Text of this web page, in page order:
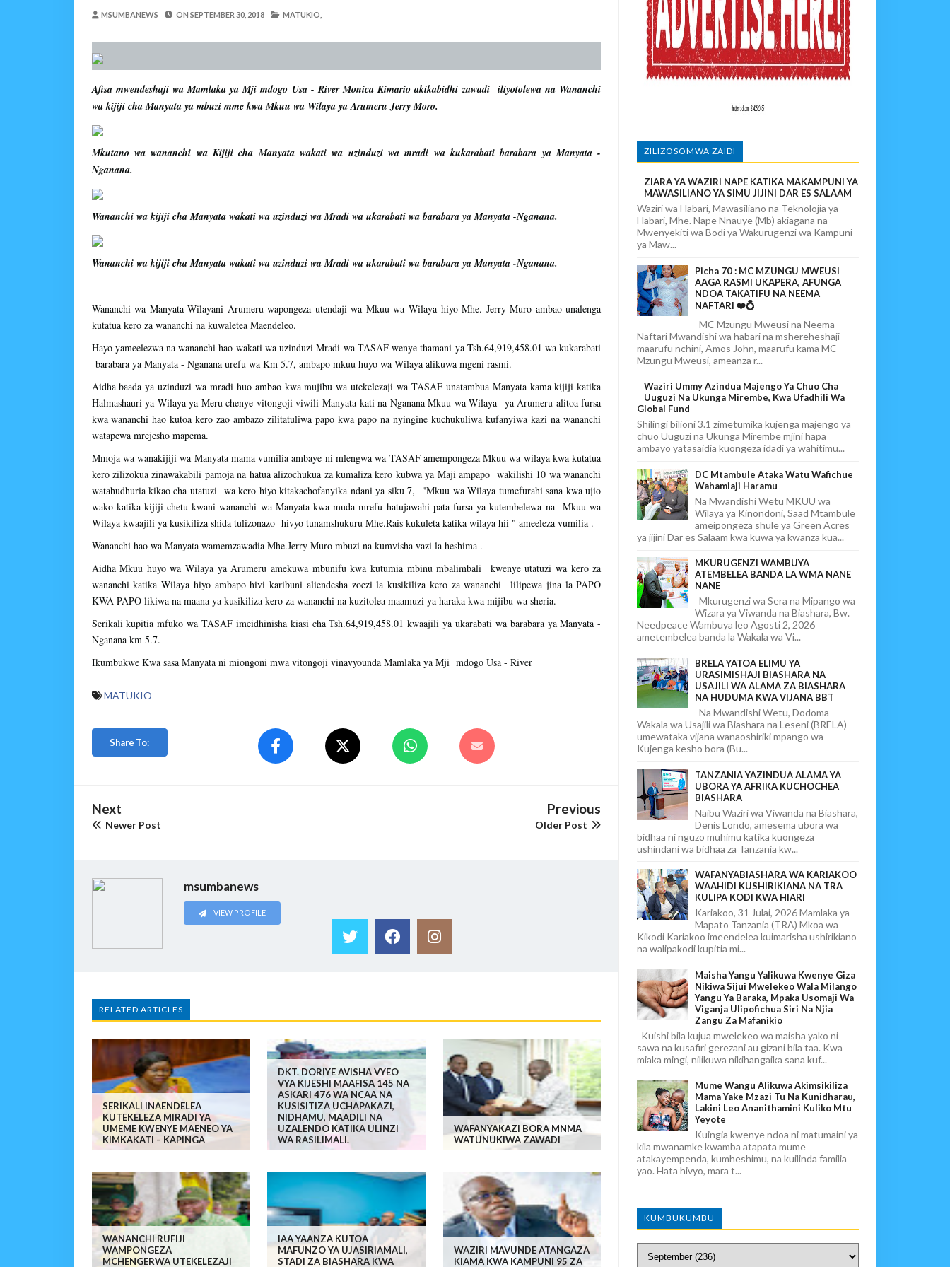
EWURA KANDA YA KATI YATOA WITO KUHUSU LESENI ZA MAFUNDI UMEME,MAONESHO YA NANENANE
WASIRA AWAPONGEZA NA KUWAAGA WAJUMBE WA BODI MNMA WALIOMALIZA MUDA WAO
MSUMBA Aug 07 2026
UTALII KIDIJITALI NDIO HABARI YA DODOMA.
WANAFUNZI WA MTEMI MAZENGO WATOA ELIMU YA VIPIMO KWA NAIBU WAZIRI LONDO NANE NANE
MSUMBANEWS ON SEPTEMBER 30, 2018 MATUKIO,
Afisa mwendeshaji wa Mamlaka ya Mji mdogo Usa - River Monica Kimario akikabidhi zawadi iliyotolewa na Wananchi
wa kijiji cha Manyata ya mbuzi mme kwa Mkuu wa Wilaya ya Arumeru Jerry Moro.
Mkutano wa wananchi wa Kijiji cha Manyata wakati wa uzinduzi wa mradi wa kukarabati barabara ya Manyata -
Nganana.
Wananchi wa kijiji cha Manyata wakati wa uzinduzi wa Mradi wa ukarabati wa barabara ya Manyata -Nganana.
Wananchi wa kijiji cha Manyata wakati wa uzinduzi wa Mradi wa ukarabati wa barabara ya Manyata -Nganana.
Wananchi wa Manyata Wilayani Arumeru wapongeza utendaji wa Mkuu wa Wilaya hiyo Mhe. Jerry Muro ambao unalenga
kutatua kero za wananchi na kuwaletea Maendeleo.
Hayo yameelezwa na wananchi hao wakati wa uzinduzi Mradi wa TASAF wenye thamani ya Tsh.64,919,458.01 wa kukarabati
barabara ya Manyata - Nganana urefu wa Km 5.7, ambapo mkuu huyo wa Wilaya alikuwa mgeni rasmi.
Aidha baada ya uzinduzi wa mradi huo ambao kwa mujibu wa utekelezaji wa TASAF unatambua Manyata kama kijiji katika
Halmashauri ya Wilaya ya Meru chenye vitongoji viwili Manyata kati na Nganana Mkuu wa Wilaya ya Arumeru alitoa fursa
kwa wananchi hao kutoa kero zao ambazo zilitatuliwa papo kwa papo na nyingine kuchukuliwa kufanyiwa kazi na wananchi
watapewa mrejesho mapema.
Mmoja wa wanakijiji wa Manyata mama vumilia ambaye ni mlengwa wa TASAF amempongeza Mkuu wa wilaya kwa kutatua
kero zilizokua zinawakabili pamoja na hatua alizochukua za kumaliza kero kubwa ya Maji ampapo wakilishi 10 wa wananchi
watahudhuria kikao cha utatuzi wa kero hiyo kitakachofanyika ndani ya siku 7, "Mkuu wa Wilaya tumefurahi sana kwa ujio
wako katika kijiji chetu kwani wananchi wa Manyata kwa muda mrefu hatujawahi pata fursa ya kutembelewa na Mkuu wa
Wilaya kwaajili ya kusikiliza shida tulizonazo hivyo tunamshukuru Mhe.Rais kukuleta katika wilaya hii " ameeleza vumilia .
Wananchi hao wa Manyata wamemzawadia Mhe.Jerry Muro mbuzi na kumvisha vazi la heshima .
Aidha Mkuu huyo wa Wilaya ya Arumeru amekuwa mbunifu kwa kutumia mbinu mbalimbali kwenye utatuzi wa kero za
wananchi katika Wilaya hiyo ambapo hivi karibuni aliendesha zoezi la kusikiliza kero za wananchi lilipewa jina la PAPO
KWA PAPO likiwa na maana ya kusikiliza kero za wananchi na kuzitolea maamuzi ya haraka kwa mijibu wa sheria.
Serikali kupitia mfuko wa TASAF imeidhinisha kiasi cha Tsh.64,919,458.01 kwaajili ya ukarabati wa barabara ya Manyata -
Nganana km 5.7.
Ikumbukwe Kwa sasa Manyata ni miongoni mwa vitongoji vinavyounda Mamlaka ya Mji mdogo Usa - River
MATUKIO
Share To:
Next
Newer Post
Previous
Older Post
msumbanews
VIEW PROFILE
RELATED ARTICLES
SERIKALI INAENDELEA
KUTEKELEZA MIRADI YA
UMEME KWENYE MAENEO YA
KIMKAKATI – KAPINGA
DKT. DORIYE AVISHA VYEO
VYA KIJESHI MAAFISA 145 NA
ASKARI 476 WA NCAA NA
KUSISITIZA UCHAPAKAZI,
NIDHAMU, MAADILI NA
UZALENDO KATIKA ULINZI
WA RASILIMALI.
WAFANYAKAZI BORA MNMA
WATUNUKIWA ZAWADI
WANANCHI RUFIJI
WAMPONGEZA
MCHENGERWA UTEKELEZAJI
IAA YAANZA KUTOA
MAFUNZO YA UJASIRIAMALI,
STADI ZA BIASHARA KWA
WAZIRI MAVUNDE ATANGAZA
KIAMA KWA KAMPUNI 95 ZA
ZILIZOSOMWA ZAIDI
ZIARA YA WAZIRI NAPE KATIKA MAKAMPUNI YA
MAWASILIANO YA SIMU JIJINI DAR ES SALAAM
Waziri wa Habari, Mawasiliano na Teknolojia ya
Habari, Mhe. Nape Nnauye (Mb) akiagana na
Mwenyekiti wa Bodi ya Wakurugenzi wa Kampuni
ya Maw...
Picha 70 : MC MZUNGU MWEUSI
AAGA RASMI UKAPERA, AFUNGA
NDOA TAKATIFU NA NEEMA
NAFTARI ❤️💍
MC Mzungu Mweusi na Neema
Naftari Mwandishi wa habari na mshereheshaji
maarufu nchini, Amos John, maarufu kama MC
Mzungu Mweusi, ameanza r...
Waziri Ummy Azindua Majengo Ya Chuo Cha
Uuguzi Na Ukunga Mirembe, Kwa Ufadhili Wa
Global Fund
Shilingi bilioni 3.1 zimetumika kujenga majengo ya
chuo Uuguzi na Ukunga Mirembe mjini hapa
ambayo yatasaidia kuongeza idadi ya wahitimu...
DC Mtambule Ataka Watu Wafichue
Wahamiaji Haramu
Na Mwandishi Wetu MKUU wa
Wilaya ya Kinondoni, Saad Mtambule
ameipongeza shule ya Green Acres
ya jijini Dar es Salaam kwa kuwa ya kwanza kua...
MKURUGENZI WAMBUYA
ATEMBELEA BANDA LA WMA NANE
NANE
Mkurugenzi wa Sera na Mipango wa
Wizara ya Viwanda na Biashara, Bw.
Needpeace Wambuya leo Agosti 2, 2026
ametembelea banda la Wakala wa Vi...
BRELA YATOA ELIMU YA
URASIMISHAJI BIASHARA NA
USAJILI WA ALAMA ZA BIASHARA
NA HUDUMA KWA VIJANA BBT
Na Mwandishi Wetu, Dodoma
Wakala wa Usajili wa Biashara na Leseni (BRELA)
umewataka vijana wanaoshiriki mpango wa
Kujenga kesho bora (Bu...
TANZANIA YAZINDUA ALAMA YA
UBORA YA AFRIKA KUCHOCHEA
BIASHARA
Naibu Waziri wa Viwanda na Biashara,
Denis Londo, amesema ubora wa
bidhaa ni nguzo muhimu katika kuongeza
ushindani wa bidhaa za Tanzania kw...
WAFANYABIASHARA WA KARIAKOO
WAAHIDI KUSHIRIKIANA NA TRA
KULIPA KODI KWA HIARI
Kariakoo, 31 Julai, 2026 Mamlaka ya
Mapato Tanzania (TRA) Mkoa wa
Kikodi Kariakoo imeendelea kuimarisha ushirikiano
na walipakodi kupitia mi...
Maisha Yangu Yalikuwa Kwenye Giza
Nikiwa Sijui Mwelekeo Wala Milango
Yangu Ya Baraka, Mpaka Usomaji Wa
Viganja Ulipofichua Siri Na Njia
Zangu Za Mafanikio
Kuishi bila kujua mwelekeo wa maisha yako ni
sawa na kusafiri gerezani au gizani bila taa. Kwa
miaka mingi, nilikuwa nikihangaika sana kuf...
Mume Wangu Alikuwa Akimsikiliza
Mama Yake Mzazi Tu Na Kunidharau,
Lakini Leo Ananithamini Kuliko Mtu
Yeyote
Kuingia kwenye ndoa ni matumaini ya
kila mwanamke kwamba atapata mume
atakayempenda, kumheshimu, na kuilinda familia
yao. Hata hivyo, mara t...
KUMBUKUMBU